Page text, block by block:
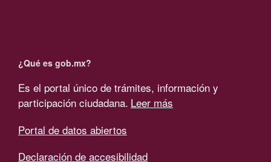
¿Qué es gob.mx?
Es el portal único de trámites, información y
participación ciudadana. Leer más
Portal de datos abiertos
Declaración de accesibilidad